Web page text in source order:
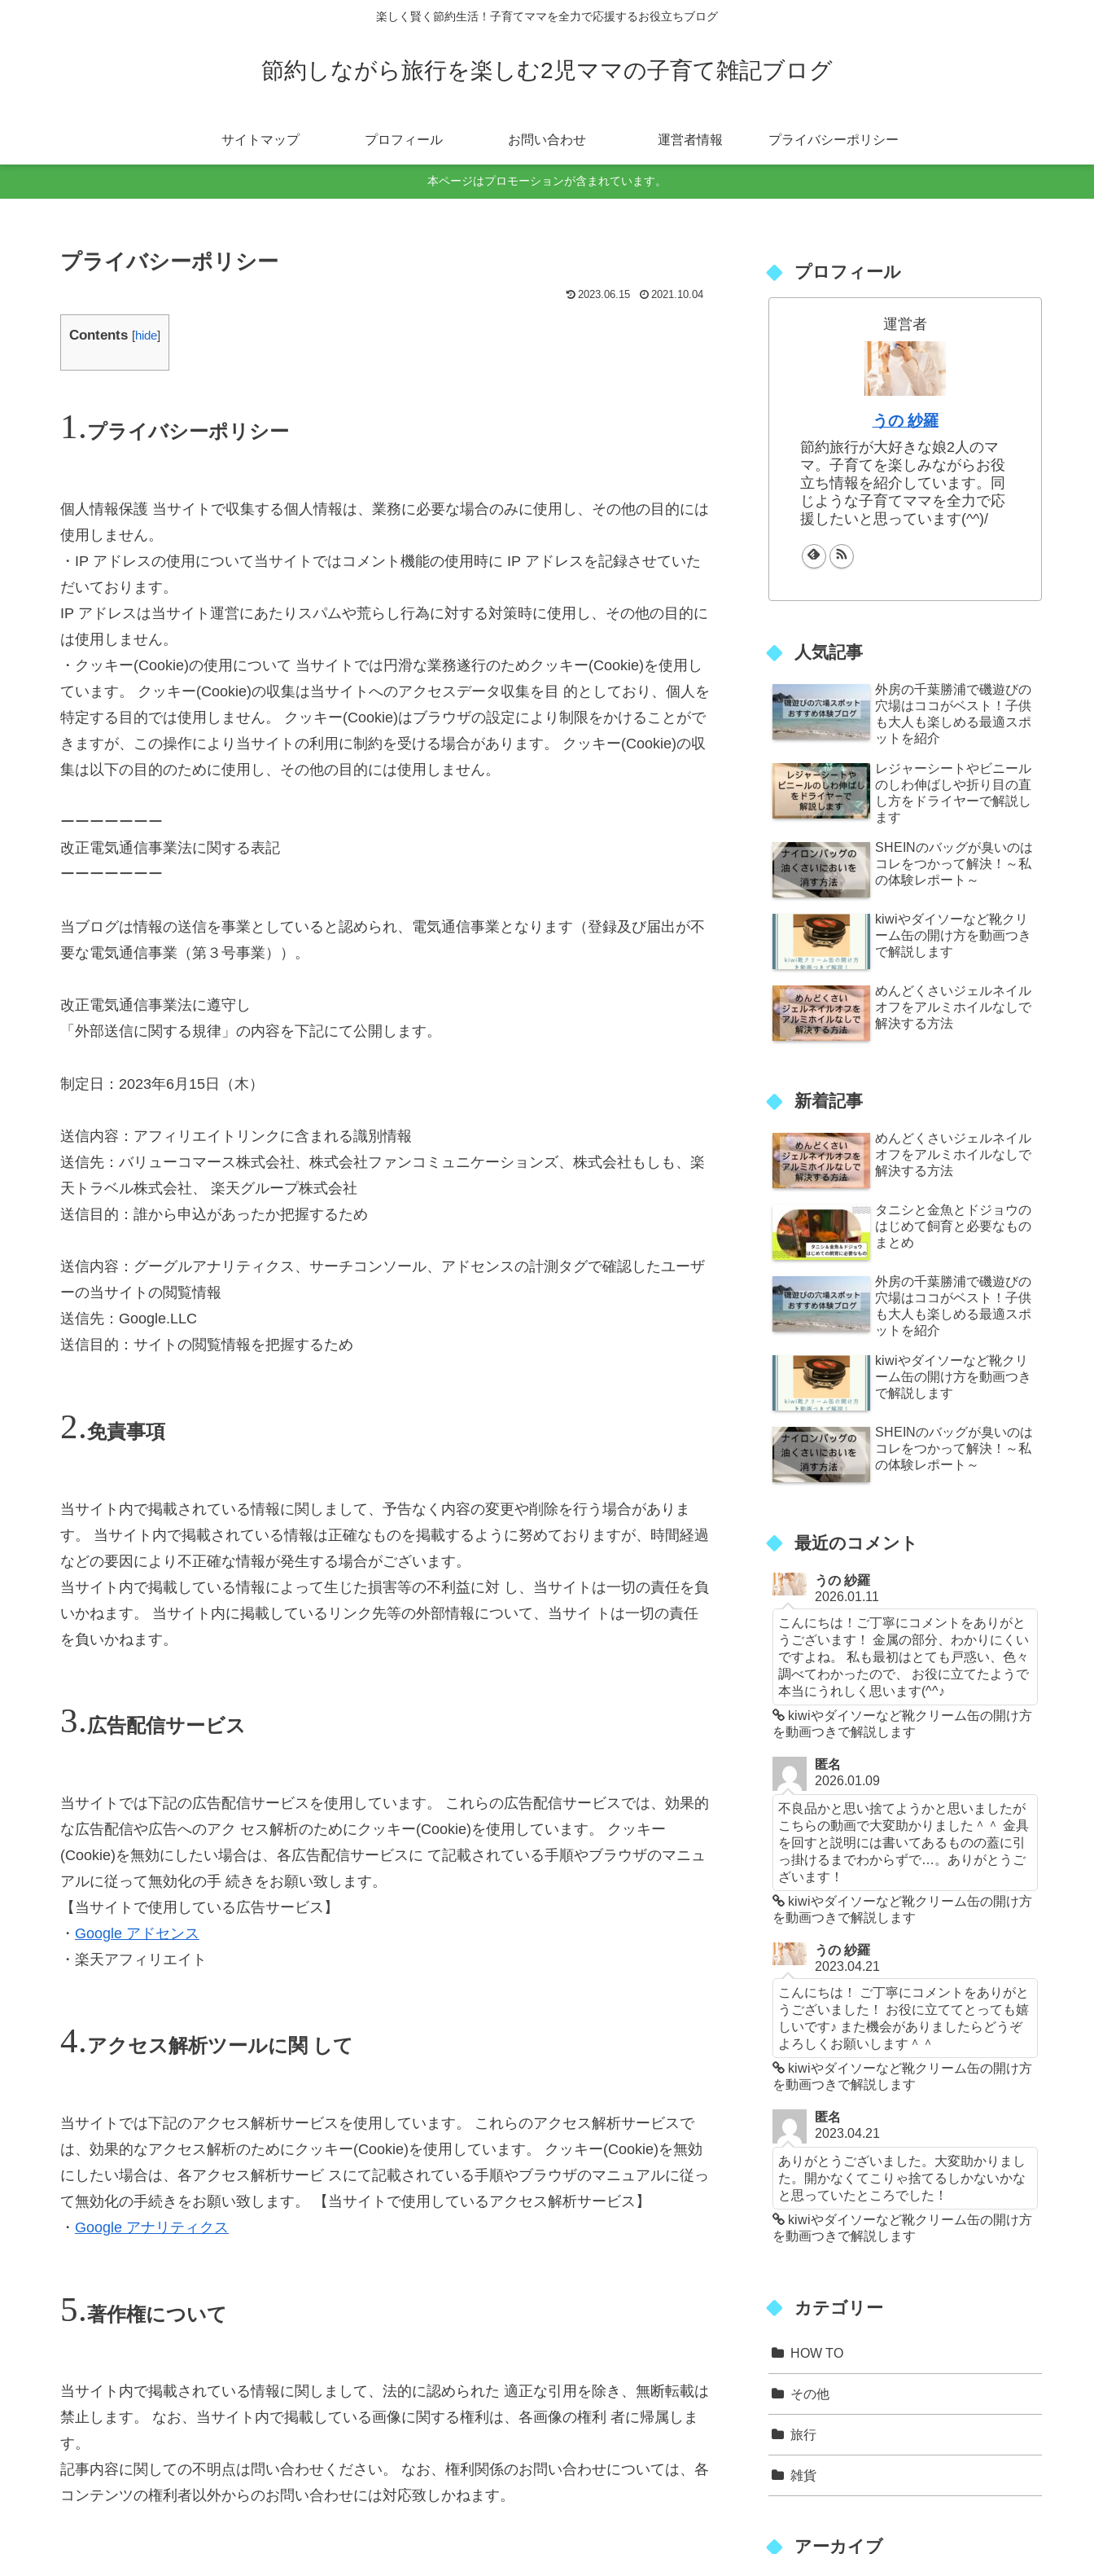
楽しく賢く節約生活！子育てママを全力で応援するお役立ちブログ
節約しながら旅行を楽しむ2児ママの子育て雑記ブログ
サイトマップ プロフィール お問い合わせ 運営者情報 プライバシーポリシー
本ページはプロモーションが含まれています。
プライバシーポリシー
2023.06.15 2021.10.04
Contents [hide]
プライバシーポリシー
個人情報保護 当サイトで収集する個人情報は、業務に必要な場合のみに使用し、その他の目的には
使用しません。
・IP アドレスの使用について当サイトではコメント機能の使用時に IP アドレスを記録させていた
だいております。
IP アドレスは当サイト運営にあたりスパムや荒らし行為に対する対策時に使用し、その他の目的に
は使用しません。
・クッキー(Cookie)の使用について 当サイトでは円滑な業務遂行のためクッキー(Cookie)を使用し
ています。 クッキー(Cookie)の収集は当サイトへのアクセスデータ収集を目 的としており、個人を
特定する目的では使用しません。 クッキー(Cookie)はブラウザの設定により制限をかけることがで
きますが、この操作により当サイトの利用に制約を受ける場合があります。 クッキー(Cookie)の収
集は以下の目的のために使用し、その他の目的には使用しません。
ーーーーーーー
改正電気通信事業法に関する表記
ーーーーーーー
当ブログは情報の送信を事業としていると認められ、電気通信事業となります（登録及び届出が不
要な電気通信事業（第３号事業））。
改正電気通信事業法に遵守し
「外部送信に関する規律」の内容を下記にて公開します。
制定日：2023年6月15日（木）
送信内容：アフィリエイトリンクに含まれる識別情報
送信先：バリューコマース株式会社、株式会社ファンコミュニケーションズ、株式会社もしも、楽
天トラベル株式会社、 楽天グループ株式会社
送信目的：誰から申込があったか把握するため
送信内容：グーグルアナリティクス、サーチコンソール、アドセンスの計測タグで確認したユーザ
ーの当サイトの閲覧情報
送信先：Google.LLC
送信目的：サイトの閲覧情報を把握するため
免責事項
当サイト内で掲載されている情報に関しまして、予告なく内容の変更や削除を行う場合がありま
す。 当サイト内で掲載されている情報は正確なものを掲載するように努めておりますが、時間経過
などの要因により不正確な情報が発生する場合がございます。
当サイト内で掲載している情報によって生じた損害等の不利益に対 し、当サイトは一切の責任を負
いかねます。 当サイト内に掲載しているリンク先等の外部情報について、当サイ トは一切の責任
を負いかねます。
広告配信サービス
当サイトでは下記の広告配信サービスを使用しています。 これらの広告配信サービスでは、効果的
な広告配信や広告へのアク セス解析のためにクッキー(Cookie)を使用しています。 クッキー
(Cookie)を無効にしたい場合は、各広告配信サービスに て記載されている手順やブラウザのマニュ
アルに従って無効化の手 続きをお願い致します。
【当サイトで使用している広告サービス】
・ Google アドセンス
・楽天アフィリエイト
アクセス解析ツールに関 して
当サイトでは下記のアクセス解析サービスを使用しています。 これらのアクセス解析サービスで
は、効果的なアクセス解析のためにクッキー(Cookie)を使用しています。 クッキー(Cookie)を無効
にしたい場合は、各アクセス解析サービ スにて記載されている手順やブラウザのマニュアルに従っ
て無効化の手続きをお願い致します。 【当サイトで使用しているアクセス解析サービス】
・ Google アナリティクス
著作権について
当サイト内で掲載されている情報に関しまして、法的に認められた 適正な引用を除き、無断転載は
禁止します。 なお、当サイト内で掲載している画像に関する権利は、各画像の権利 者に帰属しま
す。
記事内容に関しての不明点は問い合わせください。 なお、権利関係のお問い合わせについては、各
コンテンツの権利者以外からのお問い合わせには対応致しかねます。
プロフィール
運営者
うの 紗羅
節約旅行が大好きな娘2人のマ
マ。子育てを楽しみながらお役
立ち情報を紹介しています。同
じような子育てママを全力で応
援したいと思っています(^^)/
人気記事
外房の千葉勝浦で磯遊びの
穴場はココがベスト！子供
も大人も楽しめる最適スポ
ットを紹介
レジャーシートやビニール
のしわ伸ばしや折り目の直
し方をドライヤーで解説し
ます
SHEINのバッグが臭いのは
コレをつかって解決！～私
の体験レポート～
kiwiやダイソーなど靴クリ
ーム缶の開け方を動画つき
で解説します
めんどくさいジェルネイル
オフをアルミホイルなしで
解決する方法
新着記事
めんどくさいジェルネイル
オフをアルミホイルなしで
解決する方法
タニシと金魚とドジョウの
はじめて飼育と必要なもの
まとめ
外房の千葉勝浦で磯遊びの
穴場はココがベスト！子供
も大人も楽しめる最適スポ
ットを紹介
kiwiやダイソーなど靴クリ
ーム缶の開け方を動画つき
で解説します
SHEINのバッグが臭いのは
コレをつかって解決！～私
の体験レポート～
最近のコメント
うの 紗羅
2026.01.11
こんにちは！ご丁寧にコメントをありがと
うございます！ 金属の部分、わかりにくい
ですよね。 私も最初はとても戸惑い、色々
調べてわかったので、 お役に立てたようで
本当にうれしく思います(^^♪
kiwiやダイソーなど靴クリーム缶の開け方
を動画つきで解説します
匿名
2026.01.09
不良品かと思い捨てようかと思いましたが
こちらの動画で大変助かりました＾＾ 金具
を回すと説明には書いてあるものの蓋に引
っ掛けるまでわからずで…。ありがとうご
ざいます！
kiwiやダイソーなど靴クリーム缶の開け方
を動画つきで解説します
うの 紗羅
2023.04.21
こんにちは！ ご丁寧にコメントをありがと
うございました！ お役に立ててとっても嬉
しいです♪ また機会がありましたらどうぞ
よろしくお願いします＾＾
kiwiやダイソーなど靴クリーム缶の開け方
を動画つきで解説します
匿名
2023.04.21
ありがとうございました。大変助かりまし
た。開かなくてこりゃ捨てるしかないかな
と思っていたところでした！
kiwiやダイソーなど靴クリーム缶の開け方
を動画つきで解説します
カテゴリー
HOW TO
その他
旅行
雑貨
アーカイブ